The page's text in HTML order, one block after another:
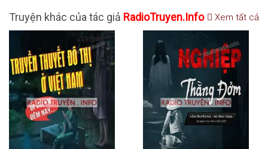
Truyện khác của tác giả RadioTruyen.Info Xem tất cả